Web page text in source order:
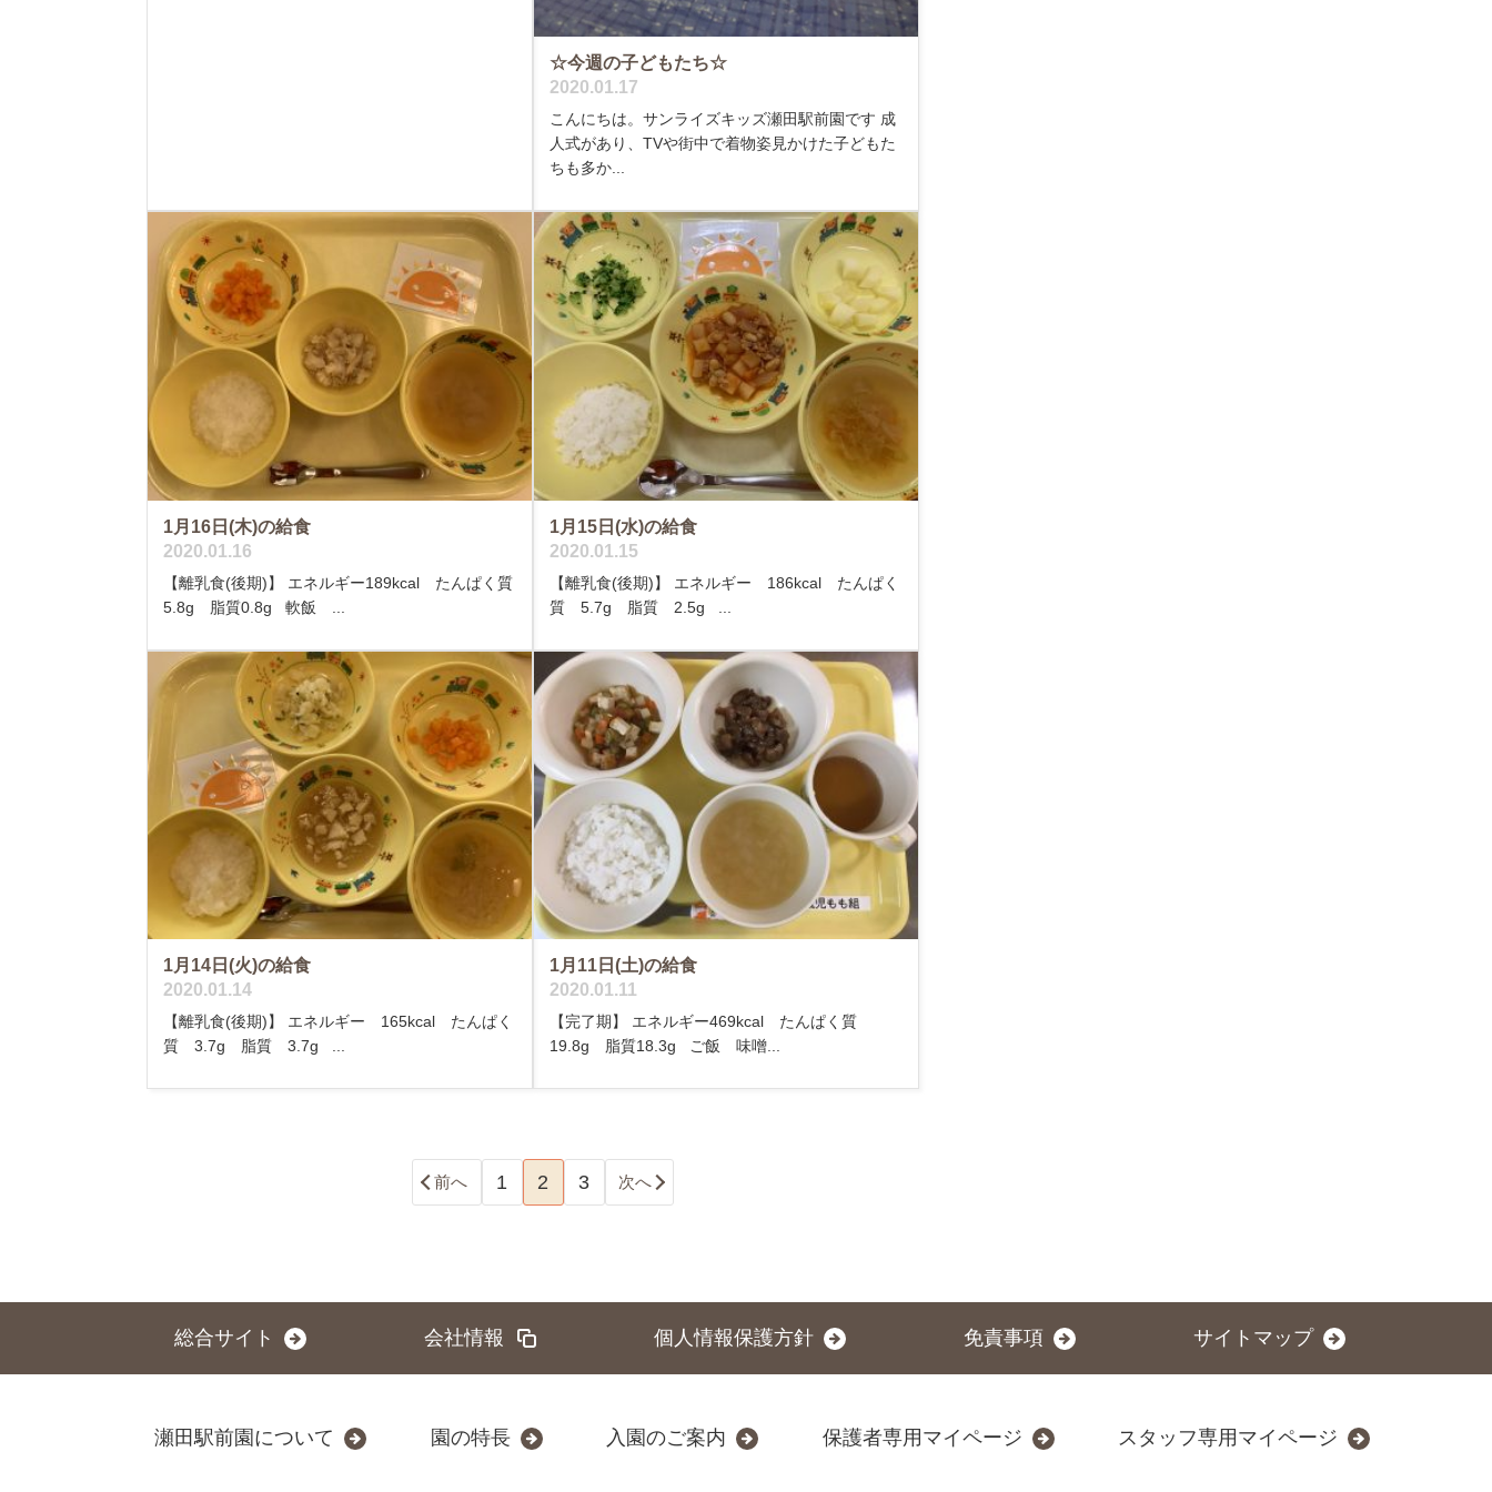
☆今週の子どもたち☆
2020.01.17
こんにちは。サンライズキッズ瀬田駅前園です 成
人式があり、TVや街中で着物姿見かけた子どもた
ちも多か...
1月16日(木)の給食
2020.01.16
【離乳食(後期)】 エネルギー189kcal たんぱく質
5.8g 脂質0.8g 軟飯 ...
1月15日(水)の給食
2020.01.15
【離乳食(後期)】 エネルギー 186kcal たんぱく
質 5.7g 脂質 2.5g ...
1月14日(火)の給食
2020.01.14
【離乳食(後期)】 エネルギー 165kcal たんぱく
質 3.7g 脂質 3.7g ...
1月11日(土)の給食
2020.01.11
【完了期】 エネルギー469kcal たんぱく質
19.8g 脂質18.3g ご飯 味噌...
前へ 1 2 3 次へ
総合サイト 会社情報 個人情報保護方針 免責事項 サイトマップ
瀬田駅前園について 園の特長 入園のご案内 保護者専用マイページ スタッフ専用マイページ